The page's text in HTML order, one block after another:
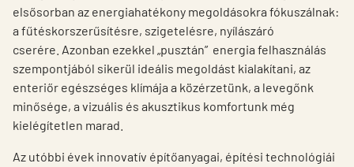
elsősorban az energiahatékony megoldásokra fókuszálnak:
a fűtéskorszerűsítésre, szigetelésre, nyílászáró
cserére. Azonban ezekkel „pusztán” energia felhasználás
szempontjából sikerül ideális megoldást kialakítani, az
enteriőr egészséges klímája a közérzetünk, a levegőnk
minősége, a vizuális és akusztikus komfortunk még
kielégítetlen marad.
Az utóbbi évek innovatív építőanyagai, építési technológiái